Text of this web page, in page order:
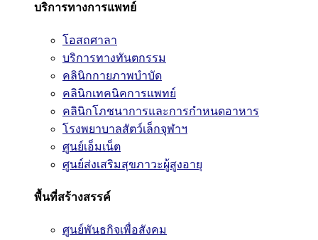
บริการทางการแพทย์
โอสถศาลา
บริการทางทันตกรรม
คลินิกกายภาพบำบัด
คลินิกเทคนิคการแพทย์
คลินิกโภชนาการและการกำหนดอาหาร
โรงพยาบาลสัตว์เล็กจุฬาฯ
ศูนย์เอ็มเน็ต
ศูนย์ส่งเสริมสุขภาวะผู้สูงอายุ
พื้นที่สร้างสรรค์
ศูนย์พันธกิจเพื่อสังคม